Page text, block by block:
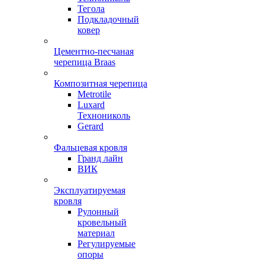
Тегола
Подкладочный
ковер
Цементно-песчаная
черепица Braas
Композитная черепица
Metrotile
Luxard
Технониколь
Gerard
Фальцевая кровля
Гранд лайн
ВИК
Эксплуатируемая
кровля
Рулонный
кровельный
материал
Регулируемые
опоры